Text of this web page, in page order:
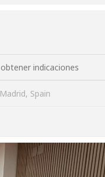
Imágenes de la
- CURSO: